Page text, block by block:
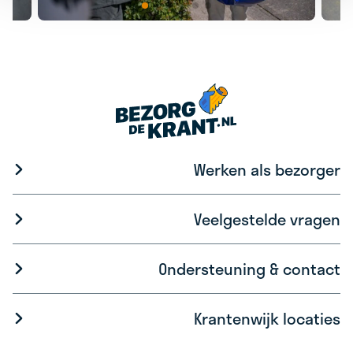
Werken als bezorger
Veelgestelde vragen
Ondersteuning & contact
Krantenwijk locaties